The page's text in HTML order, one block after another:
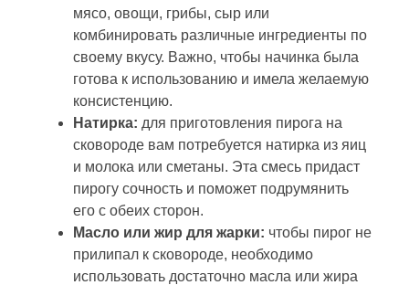
мясо, овощи, грибы, сыр или
комбинировать различные ингредиенты по
своему вкусу. Важно, чтобы начинка была
готова к использованию и имела желаемую
консистенцию.
Натирка: для приготовления пирога на
сковороде вам потребуется натирка из яиц
и молока или сметаны. Эта смесь придаст
пирогу сочность и поможет подрумянить
его с обеих сторон.
Масло или жир для жарки: чтобы пирог не
прилипал к сковороде, необходимо
использовать достаточно масла или жира